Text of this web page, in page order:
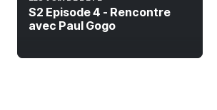
S2 Episode 4 - Rencontre
avec Paul Gogo